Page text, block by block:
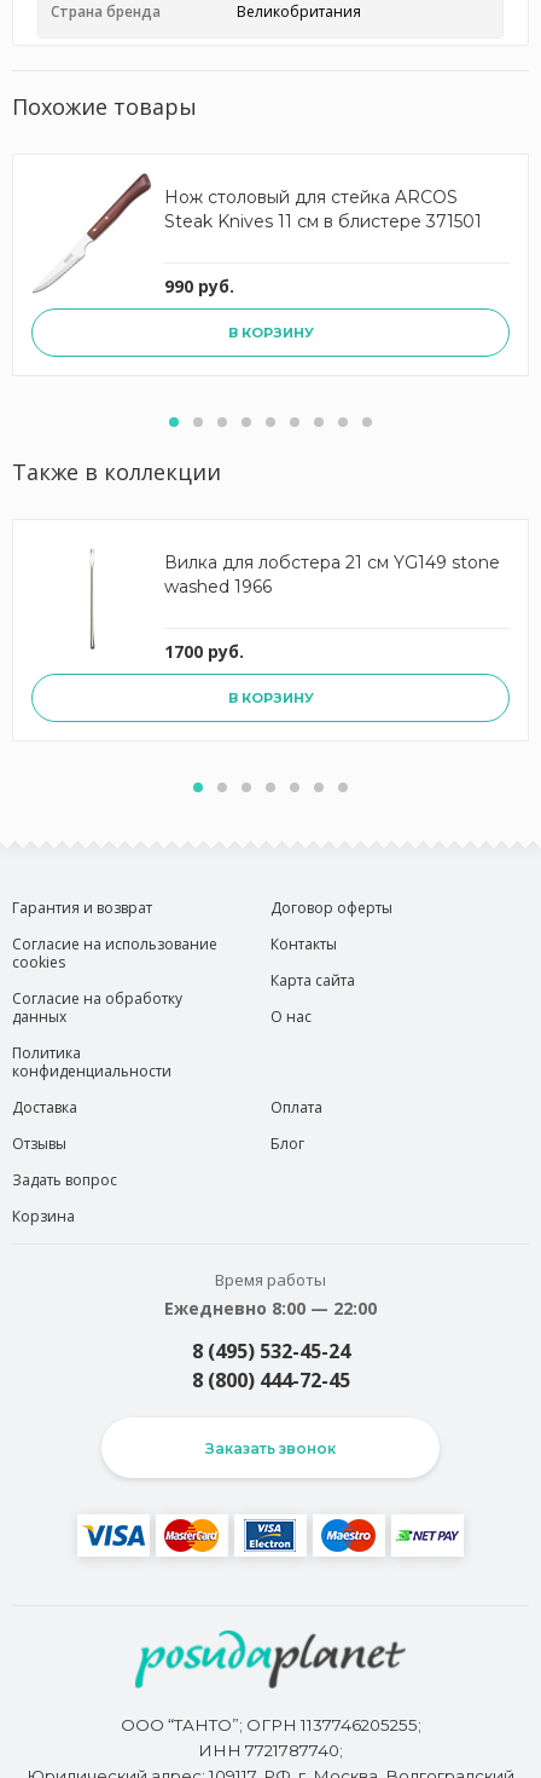
Страна бренда Великобритания
Похожие товары
Нож столовый для стейка ARCOS
Steak Knives 11 см в блистере 371501
990 руб.
В КОРЗИНУ
Также в коллекции
Вилка для лобстера 21 см YG149 stone
washed 1966
1700 руб.
В КОРЗИНУ
Гарантия и возврат
Согласие на использование
cookies
Согласие на обработку
данных
Политика
конфиденциальности
Договор оферты
Контакты
Карта сайта
О нас
Доставка
Отзывы
Задать вопрос
Корзина
Оплата
Блог
Время работы
Ежедневно 8:00 — 22:00
8 (495) 532-45-24
8 (800) 444-72-45
Заказать звонок
ООО “ТАНТО”; ОГРН 1137746205255;
ИНН 7721787740;